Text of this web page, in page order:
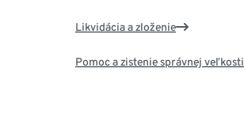
Likvidácia a zloženie
Pomoc a zistenie správnej veľkosti